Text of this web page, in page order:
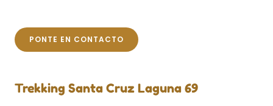
PONTE EN CONTACTO
Trekking Santa Cruz Laguna 69